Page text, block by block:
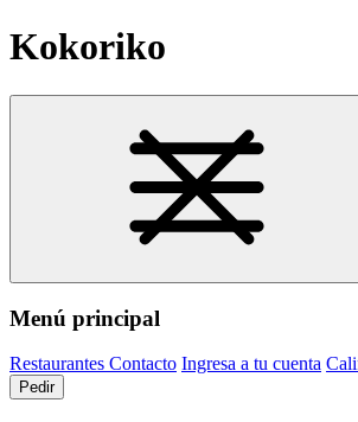
Kokoriko
Menú principal
Restaurantes Contacto Ingresa a tu cuenta
Pedir